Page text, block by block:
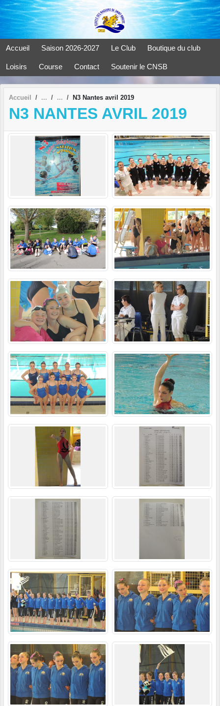
Accueil Saison 2026-2027 Le Club Boutique du club
Loisirs Course Contact Soutenir le CNSB
Accueil N3 Nantes avril 2019
N3 NANTES AVRIL 2019
Panneau de gestion des cookies